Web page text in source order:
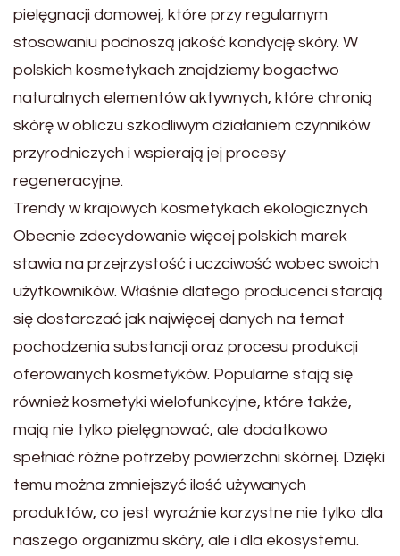
pielęgnacji domowej, które przy regularnym
stosowaniu podnoszą jakość kondycję skóry. W
polskich kosmetykach znajdziemy bogactwo
naturalnych elementów aktywnych, które chronią
skórę w obliczu szkodliwym działaniem czynników
przyrodniczych i wspierają jej procesy
regeneracyjne.
Trendy w krajowych kosmetykach ekologicznych
Obecnie zdecydowanie więcej polskich marek
stawia na przejrzystość i uczciwość wobec swoich
użytkowników. Właśnie dlatego producenci starają
się dostarczać jak najwięcej danych na temat
pochodzenia substancji oraz procesu produkcji
oferowanych kosmetyków. Popularne stają się
również kosmetyki wielofunkcyjne, które także,
mają nie tylko pielęgnować, ale dodatkowo
spełniać różne potrzeby powierzchni skórnej. Dzięki
temu można zmniejszyć ilość używanych
produktów, co jest wyraźnie korzystne nie tylko dla
naszego organizmu skóry, ale i dla ekosystemu.